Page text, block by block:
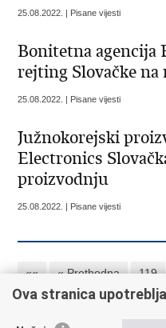
25.08.2022. | Pisane vijesti
Bonitetna agencija
rejting Slovačke na
25.08.2022. | Pisane vijesti
Južnokorejski
Electronics
proizvodnju
25.08.2022. | Pisane vijesti
«« « Prethodna 119
124
125 126 127
Ova stranica